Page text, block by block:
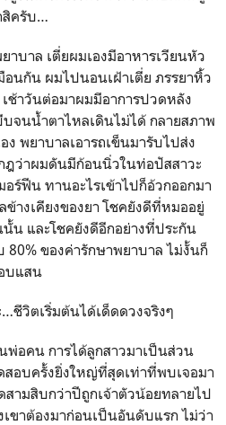
สิครับ…
าบาล เตี่ยผมเองมีอาหารเวียนหัว
นกัน ผมไปนอนเฝ้าเตี่ย ภรรยาหิ้ว
ช้าวันต่อมาผมมีอาการปวดหลัง
จนน้ำตาไหลเดินไม่ได้ กลายสภาพ
พยาบาลเอารถเข็นมารับไปส่ง
ฎว่าผมดันมีก้อนนิ่วในท่อปัสสาวะ
ร์ฟีน ทานอะไรเข้าไปก็อ้วกออกมา
างเคียงของยา โชคยังดีที่หมออยู่
น และโชคยังดีอีกอย่างที่ประกัน
80% ของค่ารักษาพยาบาล ไม่งั้นก็
บแสน
ชีวิตเริ่มต้นได้เด็ดดวงจริงๆ
พ่อคน การได้ลูกสาวมาเป็นส่วน
อบครั้งยิ่งใหญ่ที่สุดเท่าที่พบเจอมา
ามสิบกว่าปีถูกเจ้าตัวน้อยทลายไป
ขาต้องมาก่อนเป็นอันดับแรก ไม่ว่า